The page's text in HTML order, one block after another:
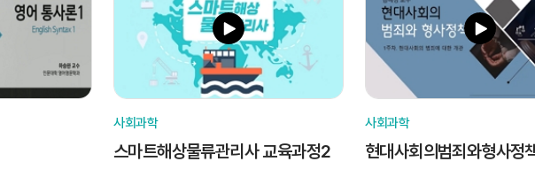
사회과학
스마트해상물류관리사 교육과정2
사회과학
현대사회의범죄와형사정